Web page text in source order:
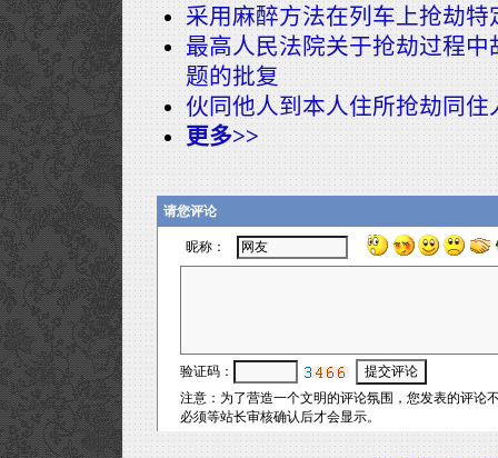
采用麻醉方法在列车上抢劫特
最高人民法院关于抢劫过程
题的批复
伙同他人到本人住所抢劫同
更多>>